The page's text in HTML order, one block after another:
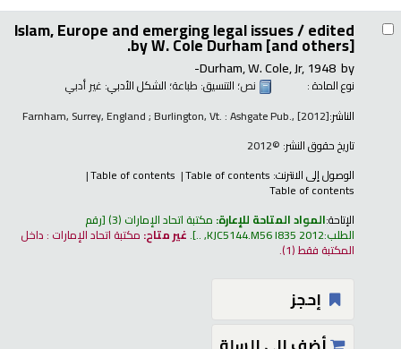
Islam, Europe and emerging legal issues /edited
by W. Cole Durham [and others].
by
Durham, W. Cole, Jr, 1948-
نوع المادة : نص؛ التنسيق: طباعة؛ الشكل الأدبي: غير أدبي
الناشر:Farnham, Surrey, England ; Burlington, Vt. : Ashgate Pub., [2012]
تاريخ حقوق النشر: ©2012
الوصول إلى الانترنت: Table of contents
Table of contents
Table of contents
الإتاحة:المواد المتاحة للإعارة: مكتبة اتحاد الإمارات (3) رقم
الطلب:KJC5144.M56 I835 2012, ..
.غير متاح: مكتبة اتحاد الإمارات : داخل
المكتبة فقط(1).
إحجز